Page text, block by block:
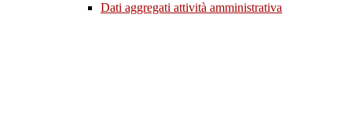
Dati aggregati attività amministrativa